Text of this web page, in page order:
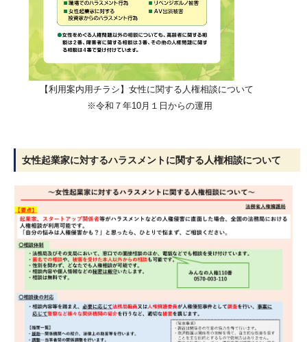
【利用案内用チラシ】女性に関する人権相談について
※令和７年10月１日からの運用
女性起業家に対するハラスメントに関する人権相談について